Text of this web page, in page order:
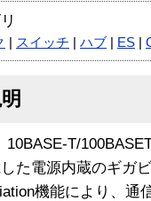
スイッチ ハブ ES
10BASE-T/
た電源内蔵のギガ
機能により、通